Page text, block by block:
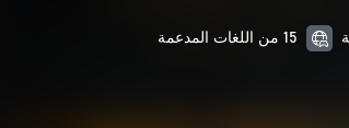
15 من اللغات المدعمة